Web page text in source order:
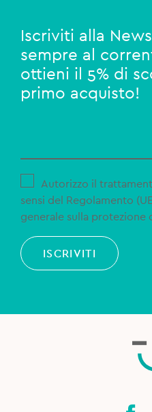
Iscriviti alla
sempre al
ottieni il 5% di
primo acquisto!
Autorizzo il
sensi del Regolamento
generale sulla protezione
ISCRIVITI